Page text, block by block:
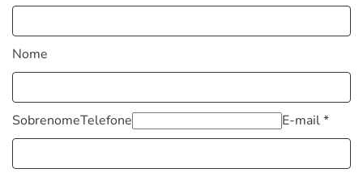
Nome
SobrenomeTelefone E-mail *